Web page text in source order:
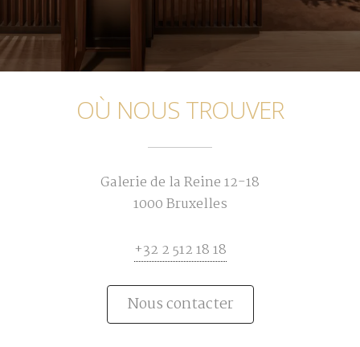
OÙ NOUS TROUVER
Galerie de la Reine 12-18
1000 Bruxelles
+32 2 512 18 18
Nous contacter